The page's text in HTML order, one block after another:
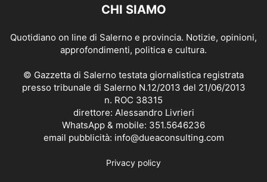
CHI SIAMO
Quotidiano on line di Salerno e provincia. Notizie, opinioni,
approfondimenti, politica e cultura.
© Gazzetta di Salerno testata giornalistica registrata
presso tribunale di Salerno N.12/2013 del 21/06/2013
n. ROC 38315
direttore: Alessandro Livrieri
WhatsApp & mobile: 351.5646236
email pubblicità: info@dueaconsulting.com
Privacy policy